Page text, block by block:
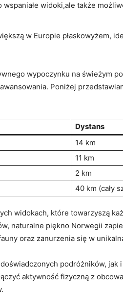
​widoki,ale także
w Europie płaskowyżem,
wypoczynku na świeżym
Poniżej
Dystans
14 km
11 km
2 km
40 km (cały
widokach, które towarzyszą
naturalne piękno Norwegii
oraz zanurzenia się w
‌podróżników,
aktywność fizyczną z